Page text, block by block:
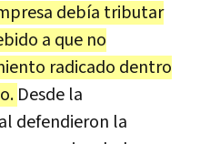
debía tributar
a que no
radicado dentro
Desde la
defendieron la